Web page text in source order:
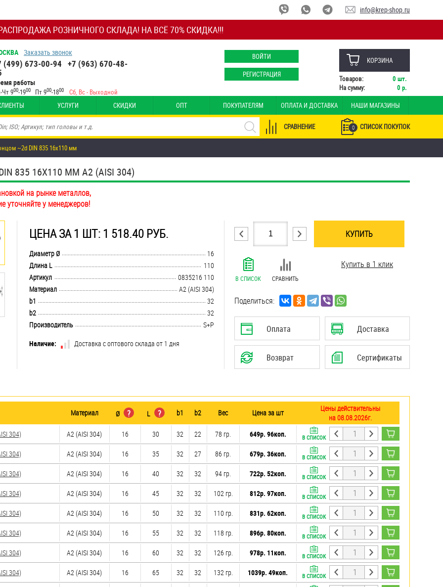
РОЗНИЧНОГО СКЛАДА! НА ВСЁ 70% СКИДКА!!!
info@krep-shop.ru
Заказать звонок
(499) 673-00-94 +7 (963) 670-48-
работы
Чт 900-1900 Пт 900-1800 Сб, Вс - Выходной
ВОЙТИ
РЕГИСТРАЦИЯ
КОРЗИНА
Товаров: 0 шт.
На сумму:
0 р.
УСЛУГИ СКИДКИ ОПТ ПОКУПАТЕЛЯМ ОПЛАТА И ДОСТАВКА НАШИ МАГАЗИНЫ
0 СПИСОК ПОКУПОК
СРАВНЕНИЕ
~2d DIN 835 16х110 мм
835 16Х110 ММ А2 (AISI 304)
на рынке металлов,
уточняйте у менеджеров!
ЦЕНА ЗА 1 ШТ: 1 518.40 РУБ.
........................................................................................................................................................................................................
Диаметр Ø
16
........................................................................................................................................................................................................
Длина L
110
........................................................................................................................................................................................................
Артикул
0835216 110
........................................................................................................................................................................................................
Материал
А2 (AISI 304)
........................................................................................................................................................................................................
b1
32
........................................................................................................................................................................................................
b2
32
........................................................................................................................................................................................................
Производитель
S+P
Наличие:
Доставка с оптового склада от 1 дня
КУПИТЬ
В СПИСОК СРАВНИТЬ
Купить в 1 клик
Поделиться:
Оплата Доставка
Возврат Сертификаты
Материал Ø ? L ? b1 b2 Вес Цена за шт
Цены действительны
на 08.08.2026г.
304)
А2 (AISI 304) 16 30 32 22 78 гр. 649р. 96коп. В СПИСОК
304) А2 (AISI 304) 16 35 32 27 86 гр. 679р. 36коп. В СПИСОК
304) А2 (AISI 304) 16 40 32 32 94 гр. 722р. 52коп. В СПИСОК
304) А2 (AISI 304) 16 45 32 32 102 гр. 812р. 97коп. В СПИСОК
304) А2 (AISI 304) 16 50 32 32 110 гр. 831р. 62коп. В СПИСОК
304) А2 (AISI 304) 16 55 32 32 118 гр. 896р. 80коп. В СПИСОК
304) А2 (AISI 304) 16 60 32 32 126 гр. 978р. 11коп. В СПИСОК
304) А2 (AISI 304) 16 65 32 32 132 гр. 1039р. 49коп. В СПИСОК